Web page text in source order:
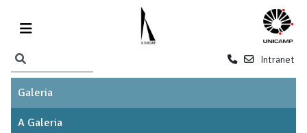
Intranet
Galeria
A Galeria